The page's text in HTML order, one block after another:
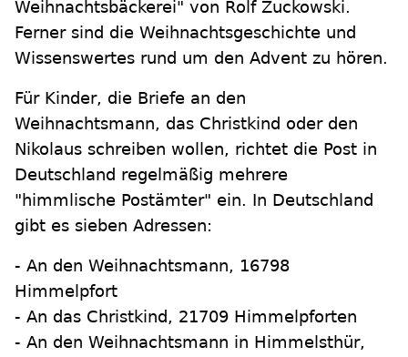
Weihnachtsbäckerei" von Rolf Zuckowski.
Ferner sind die Weihnachtsgeschichte und
Wissenswertes rund um den Advent zu hören.
Für Kinder, die Briefe an den
Weihnachtsmann, das Christkind oder den
Nikolaus schreiben wollen, richtet die Post in
Deutschland regelmäßig mehrere
"himmlische Postämter" ein. In Deutschland
gibt es sieben Adressen:
- An den Weihnachtsmann, 16798
Himmelpfort
- An das Christkind, 21709 Himmelpforten
- An den Weihnachtsmann in Himmelsthür,